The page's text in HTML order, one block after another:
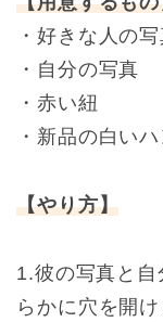
・好きな人の
・自分の写真
・赤い紐
・新品の白い
【やり方】
1.彼の写真と
らかに穴を開